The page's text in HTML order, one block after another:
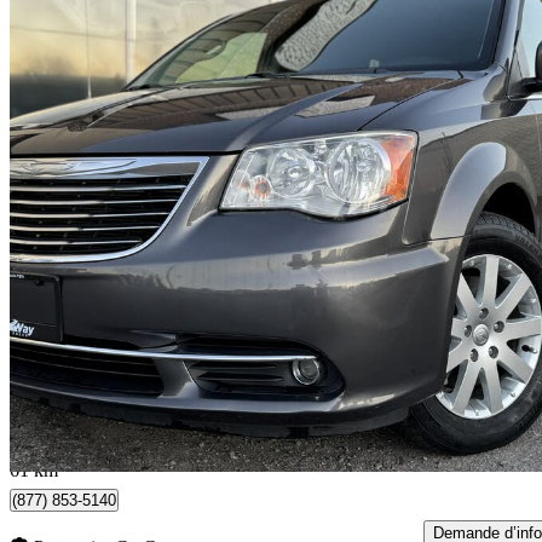
2015 Chrysler Town & Country
Touring FWD138 000 km
12 500 $ Affaire
220 $/mois env.
Vaughan, ON
61 km
(877) 853-5140
Demande d’info